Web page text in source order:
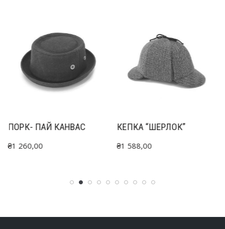
ПОРК- ПАЙ КАНВАС
₴1 260,00
КЕПКА “ШЕРЛОК”
₴1 588,00